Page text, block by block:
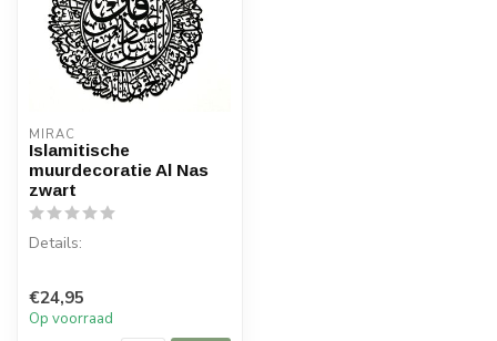
MIRAC
Islamitische
muurdecoratie Al Nas
zwart
Details:
Materiaal: Hout
Afmetingen: 65 x 55 (hoogte
€24,95
Op voorraad